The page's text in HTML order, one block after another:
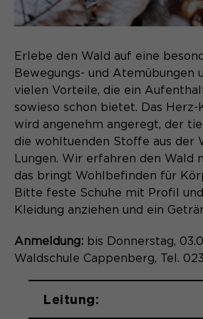
Zweck
Webseite. Diese
unerlässlich, damit Ihr
Sie ermöglichen es
zu erkennen und
einem Benutzer-
geschlossenen
ID als
"hash-Wert") zum
Datenbankeintrag
Anbieter Session-Cookies
Laufzeit
Schließen des
Anbieter Matomo
Laufzeit 13 Monate
Zweck
Dient zur anonymen
Wiedererkennung
Name _pk_ses*
Anbieter Matomo
Laufzeit 30 Minuten
Speichert
aktuellen Sitzung.
Diese Cookies ermöglichen die
Übersetzung der Website-Inhalte
Name googtrans
Anbieter GTranslate Inc.
Laufzeit
Zweck
Speichert die vom
Sprache für die
Cookie-Informationen anzeigen
Erlebe den Wald auf eine
Bewegungs- und Atemübungen
vielen Vorteile, die ein
sowieso schon bietet. Das Herz-
wird angenehm angeregt, der
die wohltuenden Stoffe aus der
Lungen. Wir erfahren den Wald
das bringt Wohlbefinden für
Bitte feste Schuhe mit Profil
Kleidung anziehen und ein
Anmeldung: bis Donnerstag,
Waldschule Cappenberg, Tel.
Leitung: